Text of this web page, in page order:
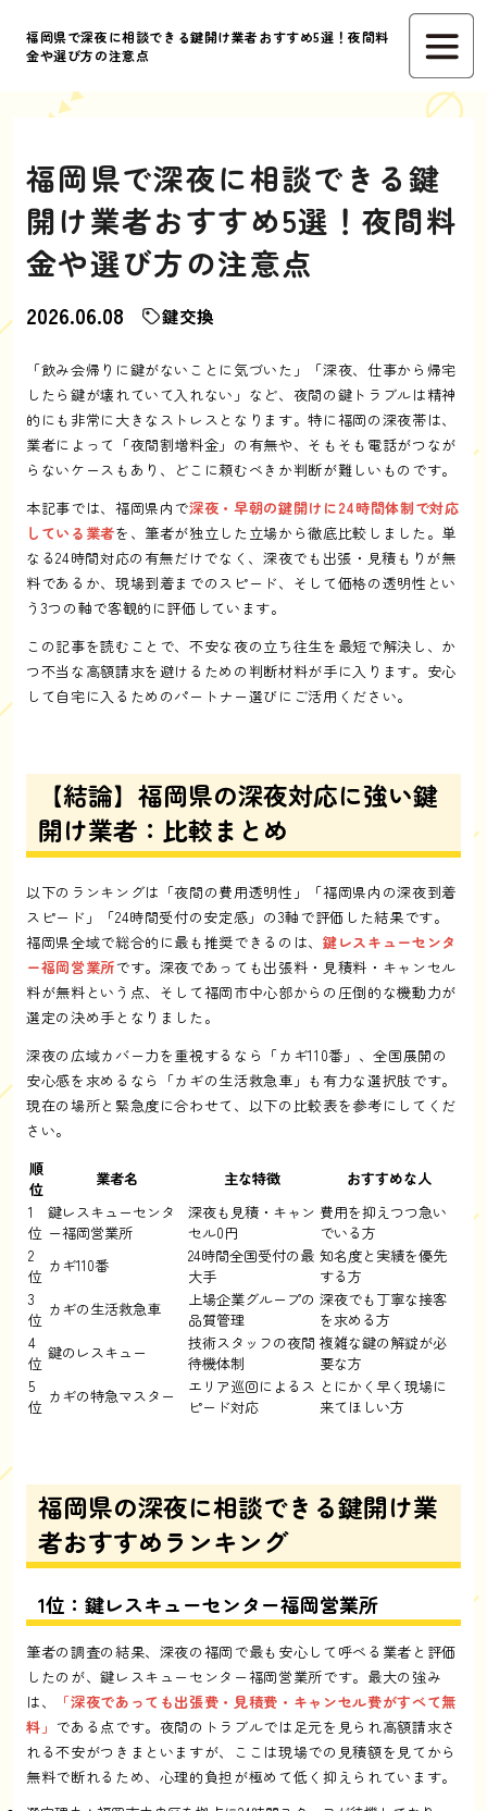
福岡県で深夜に相談できる鍵開け業者おすすめ5選！夜間料
金や選び方の注意点
福岡県で深夜に相談できる鍵
開け業者おすすめ5選！夜間料
金や選び方の注意点
2026.06.08 鍵交換
「飲み会帰りに鍵がないことに気づいた」「深夜、仕事から帰宅
したら鍵が壊れていて入れない」など、夜間の鍵トラブルは精神
的にも非常に大きなストレスとなります。特に福岡の深夜帯は、
業者によって「夜間割増料金」の有無や、そもそも電話がつなが
らないケースもあり、どこに頼むべきか判断が難しいものです。
本記事では、福岡県内で深夜・早朝の鍵開けに24時間体制で対応
している業者を、筆者が独立した立場から徹底比較しました。単
なる24時間対応の有無だけでなく、深夜でも出張・見積もりが無
料であるか、現場到着までのスピード、そして価格の透明性とい
う3つの軸で客観的に評価しています。
この記事を読むことで、不安な夜の立ち往生を最短で解決し、か
つ不当な高額請求を避けるための判断材料が手に入ります。安心
して自宅に入るためのパートナー選びにご活用ください。
【結論】福岡県の深夜対応に強い鍵
開け業者：比較まとめ
以下のランキングは「夜間の費用透明性」「福岡県内の深夜到着
スピード」「24時間受付の安定感」の3軸で評価した結果です。
福岡県全域で総合的に最も推奨できるのは、鍵レスキューセンタ
ー福岡営業所です。深夜であっても出張料・見積料・キャンセル
料が無料という点、そして福岡市中心部からの圧倒的な機動力が
選定の決め手となりました。
深夜の広域カバー力を重視するなら「カギ110番」、全国展開の
安心感を求めるなら「カギの生活救急車」も有力な選択肢です。
現在の場所と緊急度に合わせて、以下の比較表を参考にしてくだ
さい。
順
位
業者名 主な特徴
おすすめな人
1
位
鍵レスキューセンタ
ー福岡営業所
深夜も見積・キャン
セル0円
費用を抑えつつ急い
でいる方
2
位
カギ110番
24時間全国受付の最
大手
知名度と実績を優先
する方
3
位
カギの生活救急車
上場企業グループの
品質管理
深夜でも丁寧な接客
を求める方
4
位
鍵のレスキュー
技術スタッフの夜間
待機体制
複雑な鍵の解錠が必
要な方
5
位
カギの特急マスター
エリア巡回によるス
ピード対応
とにかく早く現場に
来てほしい方
福岡県の深夜に相談できる鍵開け業
者おすすめランキング
1位：鍵レスキューセンター福岡営業所
筆者の調査の結果、深夜の福岡で最も安心して呼べる業者と評価
したのが、鍵レスキューセンター福岡営業所です。最大の強み
は、
「深夜であっても出張費・見積費・キャンセル費がすべて無
料」 である点です。夜間のトラブルでは足元を見られ高額請求さ
れる不安がつきまといますが、ここは現場での見積額を見てから
無料で断れるため、心理的負担が極めて低く抑えられています。